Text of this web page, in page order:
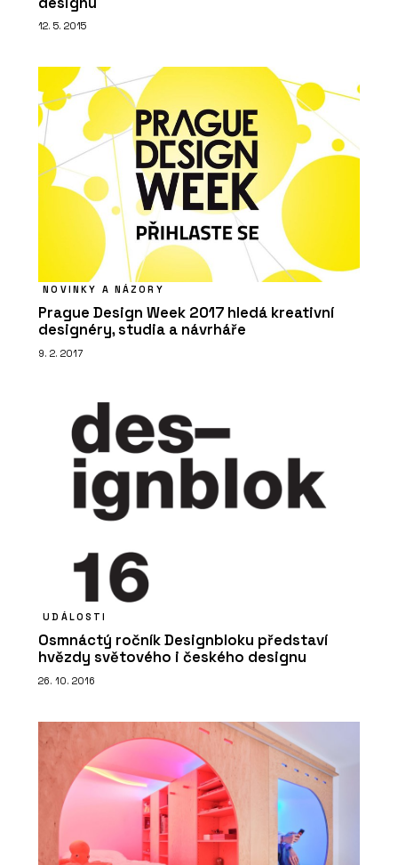
12. 5. 2015
NOVINKY A NÁZORY
Prague Design Week 2017 hledá kreativní
designéry, studia a návrháře
9. 2. 2017
UDÁLOSTI
Osmnáctý ročník Designbloku představí
hvězdy světového i českého designu
26. 10. 2016